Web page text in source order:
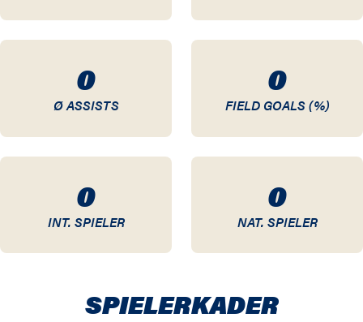
0
Ø ASSISTS
0
FIELD GOALS (%)
0
INT. SPIELER
0
NAT. SPIELER
SPIELER­KADER